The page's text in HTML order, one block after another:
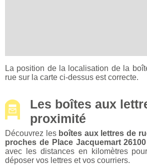
La position de la localisation de la
rue sur la carte ci-dessus est correcte.
Les boîtes aux
proximité
Découvrez les boîtes aux lettres de
proches de Place Jacquemart
avec les distances en kilomètres
déposer vos lettres et vos courriers.